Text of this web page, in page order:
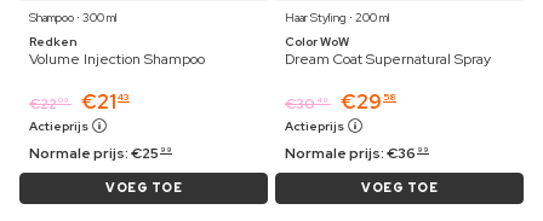
Shampoo ⋅ 300 ml
Redken
Volume Injection Shampoo
€2209 €21 43
Actieprijs
Normale prijs:€25 99
VOEG TOE
Haar Styling ⋅ 200 ml
Color WoW
Dream Coat Supernatural Spray
€30 49 €29 58
Actieprijs
Normale prijs:€36 99
VOEG TOE